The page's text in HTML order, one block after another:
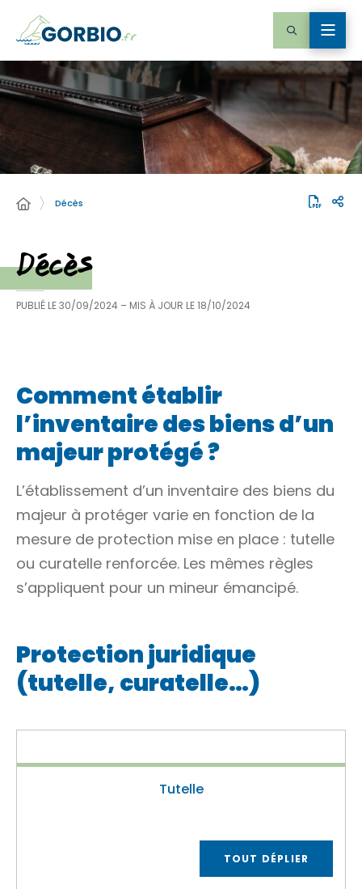
Décès
Décès
PUBLIÉ LE30/09/2024 – MIS À JOUR LE18/10/2024
Comment établir
l’inventaire des biens d’un
majeur protégé ?
L’établissement d’un inventaire des biens du
majeur à protéger varie en fonction de la
mesure de protection mise en place : tutelle
ou curatelle renforcée. Les mêmes règles
s’appliquent pour un mineur émancipé.
Protection juridique
(tutelle, curatelle…)
Tutelle
TOUT DÉPLIER